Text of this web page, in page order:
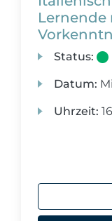
Status:
Datum:
Uhrzeit: